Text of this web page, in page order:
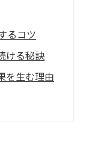
るコツ
ける秘訣
を生む理由
めの工夫